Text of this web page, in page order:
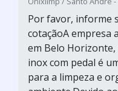
Por favor, informe
cotaçãoA empresa
em Belo Horizonte,
inox com pedal é
para a limpeza e